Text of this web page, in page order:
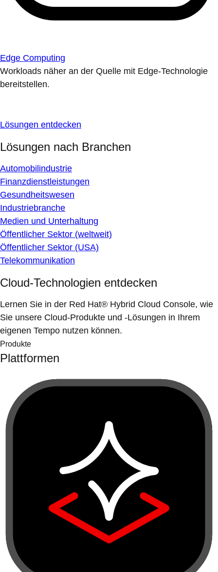
Edge Computing
Workloads näher an der Quelle mit Edge-Technologie
bereitstellen.
Lösungen entdecken
Lösungen nach Branchen
Automobilindustrie
Finanzdienstleistungen
Gesundheitswesen
Industriebranche
Medien und Unterhaltung
Öffentlicher Sektor (weltweit)
Öffentlicher Sektor (USA)
Telekommunikation
Cloud-Technologien entdecken
Lernen Sie in der Red Hat® Hybrid Cloud Console, wie
Sie unsere Cloud-Produkte und -Lösungen in Ihrem
eigenen Tempo nutzen können.
Produkte
Plattformen